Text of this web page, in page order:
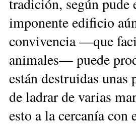
imponente edificio
convivencia —que
animales— puede
están destruidas
de ladrar de varias
esto a la cercanía con